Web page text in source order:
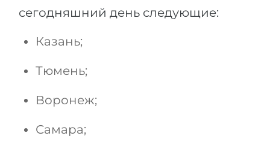
сегодняшний день следующие:
Казань;
Тюмень;
Воронеж;
Самара;